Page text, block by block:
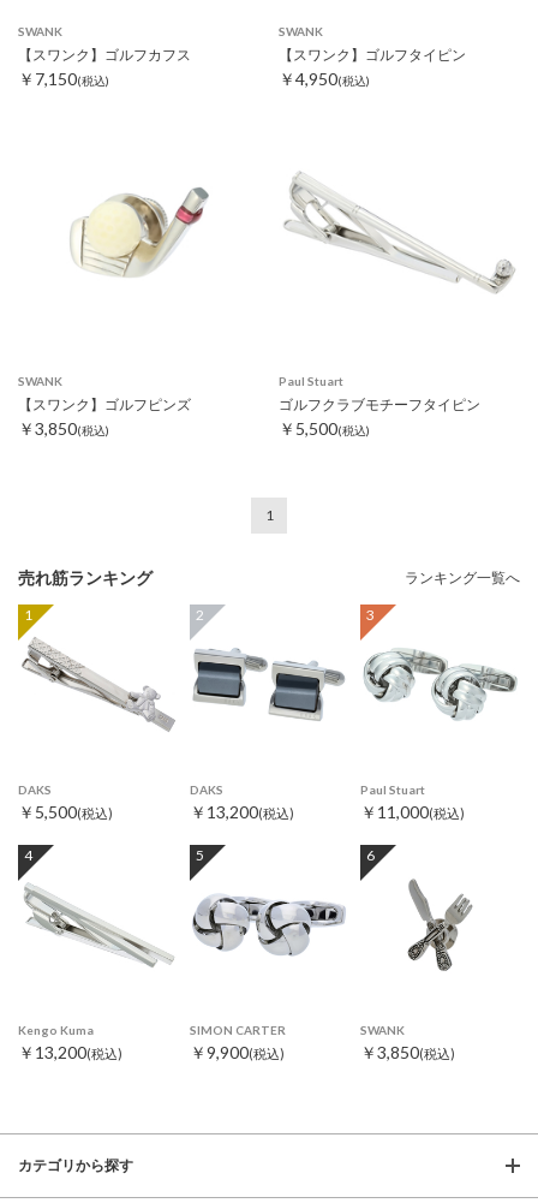
SWANK
【スワンク】ゴルフカフス
￥7,150(税込)
SWANK
【スワンク】ゴルフタイピン
￥4,950(税込)
SWANK
【スワンク】ゴルフピンズ
￥3,850(税込)
Paul Stuart
ゴルフクラブモチーフタイピン
￥5,500(税込)
1
売れ筋ランキング ランキング一覧へ
1
DAKS
￥5,500(税込)
2
DAKS
￥13,200(税込)
3
Paul Stuart
￥11,000(税込)
4
Kengo Kuma
￥13,200(税込)
5
SIMON CARTER
￥9,900(税込)
6
SWANK
￥3,850(税込)
カテゴリから探す